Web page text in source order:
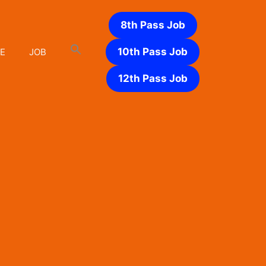
JOB
8th Pass Job
10th Pass Job
12th Pass Job